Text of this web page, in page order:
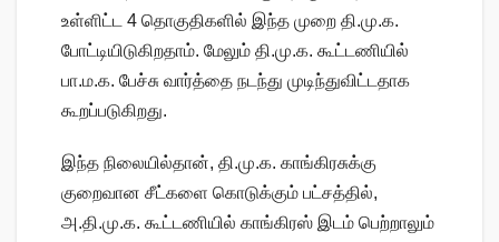
உள்ளிட்ட 4 தொகுதிகளில் இந்த முறை தி.மு.க.
போட்டியிடுகிறதாம். மேலும் தி.மு.க. கூட்டணியில்
பா.ம.க. பேச்சு வார்த்தை நடந்து முடிந்துவிட்டதாக
கூறப்படுகிறது.
இந்த நிலையில்தான், தி.மு.க. காங்கிரசுக்கு
குறைவான சீட்களை கொடுக்கும் பட்சத்தில்,
அ.தி.மு.க. கூட்டணியில் காங்கிரஸ் இடம் பெற்றாலும்